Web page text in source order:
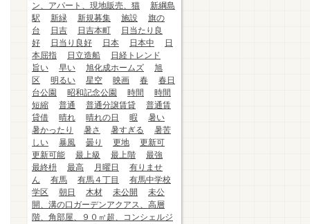
ン、アパート、現地販売、猫
新綱島
駅
新緑 新規募集 施設
旗の
台
日吉 日吉本町
日当たり良
好
日当り良好 日本 日本中
日
本屈指
日立造船
日経トレンド
旨い
早い 旭化成ホームズ
旭
区
明るい 星空 映画 春
春日
台公園
昭和記念公園 時間
時間
短縮
普通 普通分譲賃貸
普通賃
貸借
晴れ 晴れの日 暇
暑い
暑かったり
暑さ 暑すぎる
暑苦
しい
暴風 曇り 更地
更新可
更新可能
最上級 最上階
最強
最終枡
最高 月曜日
有りませ
ん
有馬 有馬４丁目
有馬中学校
学区
朝日 木材 未公開
未公
開、溝の口ガーデンアクアス、高層
階、角部屋、９０㎡超、コンシェルジ